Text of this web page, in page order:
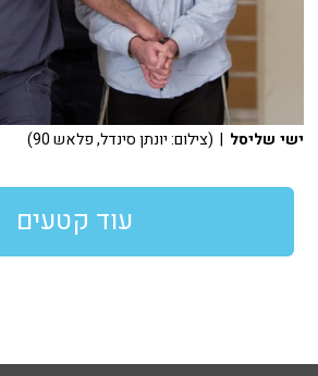
ישי שליסל | (צילום: יונתן סינדל, פלאש 90)
עוד קטעים